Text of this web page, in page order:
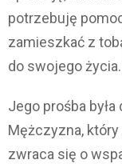
potrzebuję
zamieszkać z
do swojego
Jego prośba
Mężczyzna, który
zwraca się o